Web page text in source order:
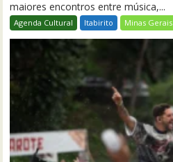
maiores encontros entre música,...
Agenda Cultural Itabirito Minas Gerais